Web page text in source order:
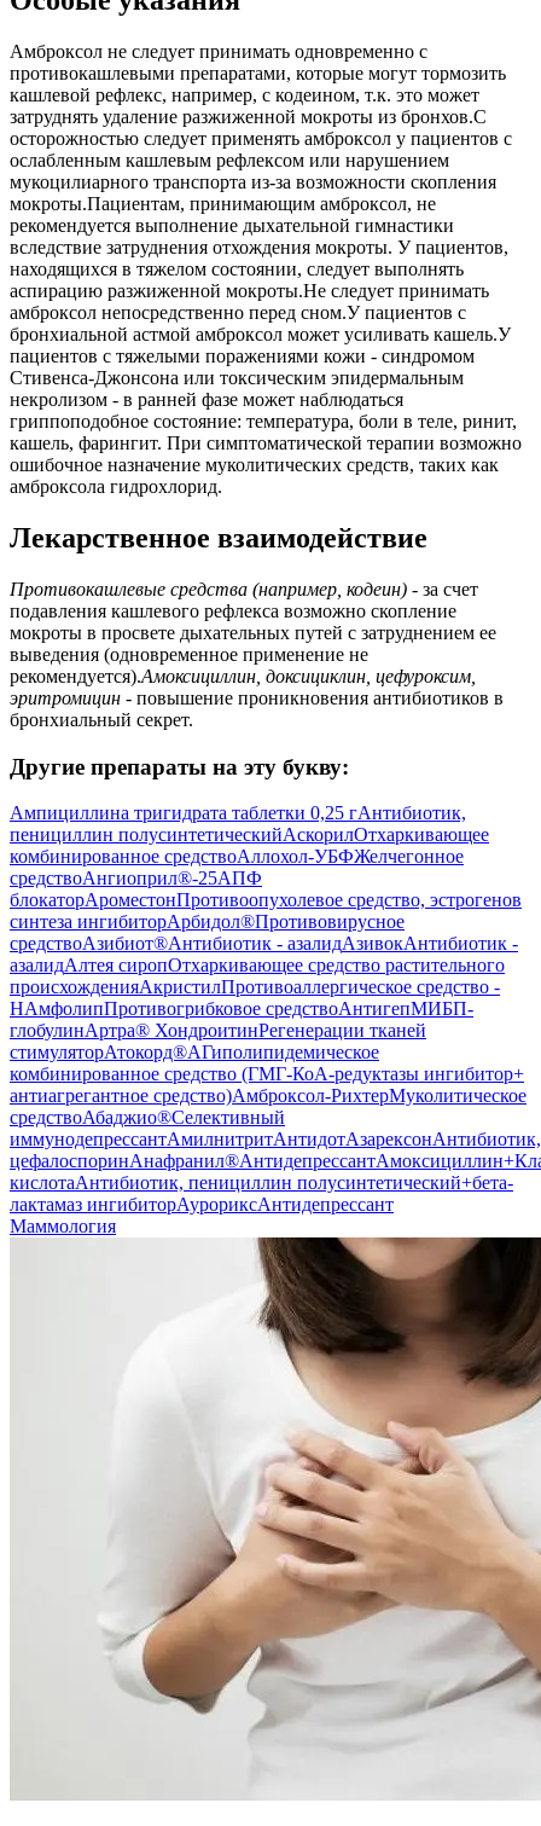
Амброксол не следует принимать одновременно с
противокашлевыми препаратами, которые могут тормозить
кашлевой рефлекс, например, с кодеином, т.к. это может
затруднять удаление разжиженной мокроты из бронхов.С
осторожностью следует применять амброксол у пациентов с
ослабленным кашлевым рефлексом или нарушением
мукоцилиарного транспорта из-за возможности скопления
мокроты.Пациентам, принимающим амброксол, не
рекомендуется выполнение дыхательной гимнастики
вследствие затруднения отхождения мокроты. У пациентов,
находящихся в тяжелом состоянии, следует выполнять
аспирацию разжиженной мокроты.Не следует принимать
амброксол непосредственно перед сном.У пациентов с
бронхиальной астмой амброксол может усиливать кашель.У
пациентов с тяжелыми поражениями кожи - синдромом
Стивенса-Джонсона или токсическим эпидермальным
некролизом - в ранней фазе может наблюдаться
гриппоподобное состояние: температура, боли в теле, ринит,
кашель, фарингит. При симптоматической терапии возможно
ошибочное назначение муколитических средств, таких как
амброксола гидрохлорид.
Лекарственное взаимодействие
Противокашлевые средства (например, кодеин) - за счет
подавления кашлевого рефлекса возможно скопление
мокроты в просвете дыхательных путей с затруднением ее
выведения (одновременное применение не
рекомендуется).Амоксициллин, доксициклин, цефуроксим,
эритромицин - повышение проникновения антибиотиков в
бронхиальный секрет.
Другие препараты на эту букву:
Ампициллина тригидрата таблетки 0,25 гАнтибиотик,
пенициллин полусинтетическийАскорилОтхаркивающее
комбинированное средствоАллохол-УБФЖелчегонное
средствоАнгиоприл®-25АПФ
блокаторАроместонПротивоопухолевое средство, эстрогенов
синтеза ингибиторАрбидол®Противовирусное
средствоАзибиот®Антибиотик - азалидАзивокАнтибиотик -
азалидАлтея сиропОтхаркивающее средство растительного
происхожденияАкристилПротивоаллергическое средство -
HАмфолипПротивогрибковое средствоАнтигепМИБП-
глобулинАртра® ХондроитинРегенерации тканей
стимуляторАтокорд®АГиполипидемическое
комбинированное средство (ГМГ-КоА-редуктазы ингибитор+
антиагрегантное средство)Амброксол-РихтерМуколитическое
средствоАбаджио®Селективный
иммунодепрессантАмилнитритАнтидотАзарексонАнтибиотик,
цефалоспоринАнафранил®Антидепрессант
кислотаАнтибиотик, пенициллин полусинтетический+бета-
лактамаз ингибиторАурориксАнтидепрессант
Маммология